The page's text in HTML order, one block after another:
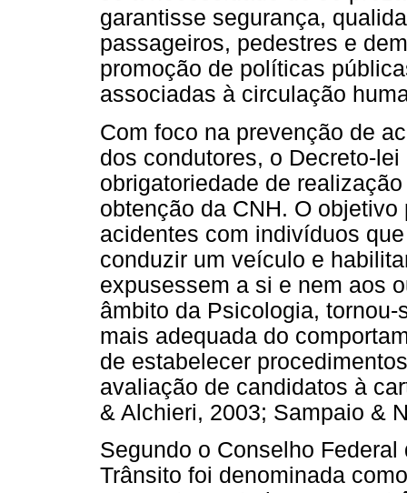
garantisse segurança,
passageiros, pedestres e
promoção de políticas
associadas à circulação
Com foco na prevenção de
dos condutores, o Decreto-
obrigatoriedade de
obtenção da CNH. O
acidentes com indivíduos
conduzir um veículo e
expusessem a si e nem aos
âmbito da Psicologia,
mais adequada do
de estabelecer
avaliação de candidatos à
& Alchieri, 2003; Sampaio &
Segundo o Conselho
Trânsito foi denominada